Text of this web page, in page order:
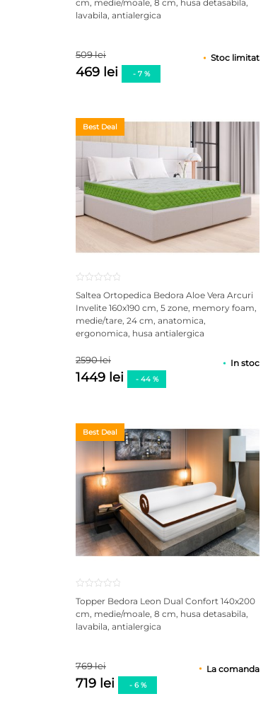
cm, medie/moale, 8 cm, husa detasabila,
lavabila, antialergica
509 lei
469 lei - 7 %
Stoc limitat
Best Deal
Saltea Ortopedica Bedora Aloe Vera Arcuri
Invelite 160x190 cm, 5 zone, memory foam,
medie/tare, 24 cm, anatomica,
ergonomica, husa antialergica
2590 lei
1449 lei - 44 %
In stoc
Best Deal
Topper Bedora Leon Dual Confort 140x200
cm, medie/moale, 8 cm, husa detasabila,
lavabila, antialergica
769 lei
719 lei - 6 %
La comanda